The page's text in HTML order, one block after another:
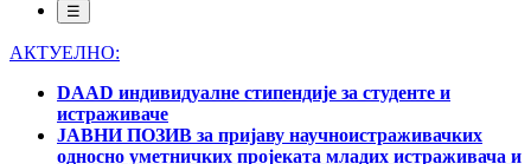
☰
АКТУЕЛНО:
DAAD индивидуалне стипендије за студенте и
истраживаче
ЈАВНИ ПОЗИВ за пријаву научноистраживачких
односно уметничких пројеката младих истраживача и